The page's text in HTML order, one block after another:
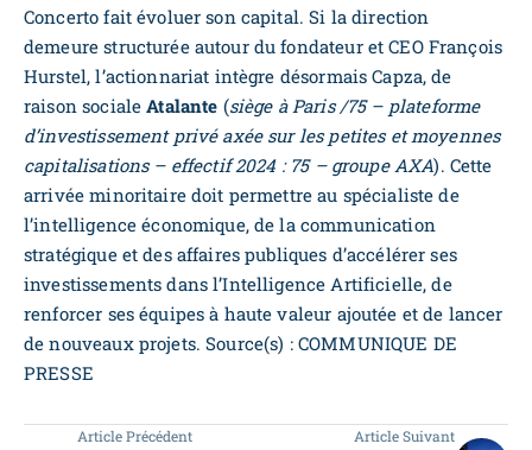
Concerto fait évoluer son capital. Si la direction
demeure structurée autour du fondateur et CEO François
Hurstel, l’actionnariat intègre désormais Capza, de
raison socialeAtalante (siège à Paris /75 – plateforme
d’investissement privé axée sur les petites et moyennes
capitalisations – effectif 2024 : 75 – groupe AXA). Cette
arrivée minoritaire doit permettre au spécialiste de
l’intelligence économique, de la communication
stratégique et des affaires publiques d’accélérer ses
investissements dans l’Intelligence Artificielle, de
renforcer ses équipes à haute valeur ajoutée et de lancer
de nouveaux projets. Source(s) : COMMUNIQUE DE
PRESSE
Article Précédent Article Suivant